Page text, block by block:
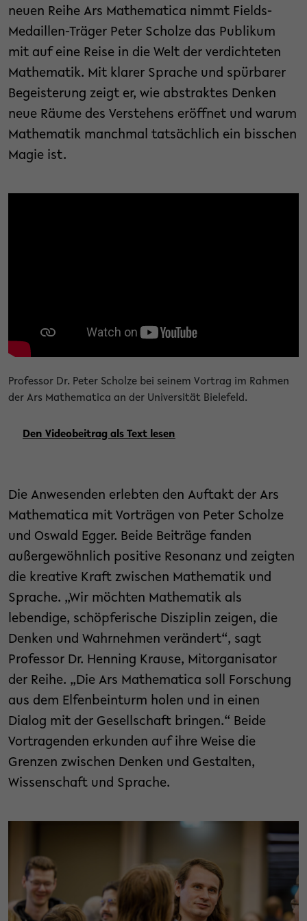
neuen Reihe Ars Mathematica nimmt Fields-
Medaillen-Träger Peter Scholze das Publikum
mit auf eine Reise in die Welt der verdichteten
Mathematik. Mit klarer Sprache und spürbarer
Begeisterung zeigt er, wie abstraktes Denken
neue Räume des Verstehens eröffnet und warum
Mathematik manchmal tatsächlich ein bisschen
Magie ist.
Professor Dr. Peter Scholze bei seinem Vortrag im Rahmen
der Ars Mathematica an der Universität Bielefeld.
Den Videobeitrag als Text lesen
Die Anwesenden erlebten den Auftakt der Ars
Mathematica mit Vorträgen von Peter Scholze
und Oswald Egger. Beide Beiträge fanden
außergewöhnlich positive Resonanz und zeigten
die kreative Kraft zwischen Mathematik und
Sprache. „Wir möchten Mathematik als
lebendige, schöpferische Disziplin zeigen, die
Denken und Wahrnehmen verändert“, sagt
Professor Dr. Henning Krause, Mitorganisator
der Reihe. „Die Ars Mathematica soll Forschung
aus dem Elfenbeinturm holen und in einen
Dialog mit der Gesellschaft bringen.“ Beide
Vortragenden erkunden auf ihre Weise die
Grenzen zwischen Denken und Gestalten,
Wissenschaft und Sprache.